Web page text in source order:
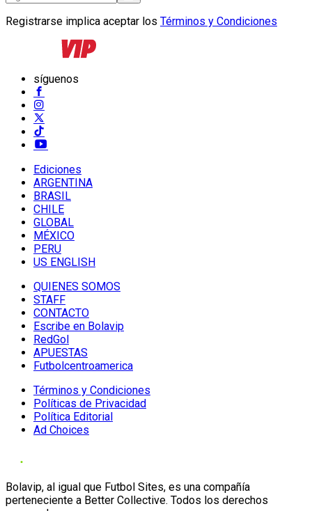
Registrarse implica aceptar los Términos y Condiciones
síguenos
Ediciones
ARGENTINA
BRASIL
CHILE
GLOBAL
MÉXICO
PERU
US ENGLISH
QUIENES SOMOS
STAFF
CONTACTO
Escribe en Bolavip
RedGol
APUESTAS
Futbolcentroamerica
Términos y Condiciones
Políticas de Privacidad
Política Editorial
Ad Choices
Bolavip, al igual que Futbol Sites, es una compañía
perteneciente a Better Collective. Todos los derechos